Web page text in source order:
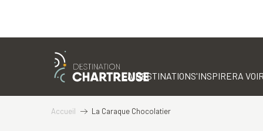
LA DESTINATIONS'INSPIRERA
Accueil La Caraque Chocolatier